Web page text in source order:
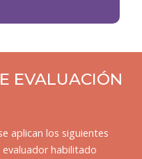
EVALUACIÓN
aplican los siguientes
habilitado